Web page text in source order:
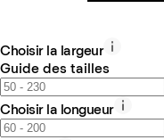
Choisir la largeur
Guide des tailles
Choisir la longueur